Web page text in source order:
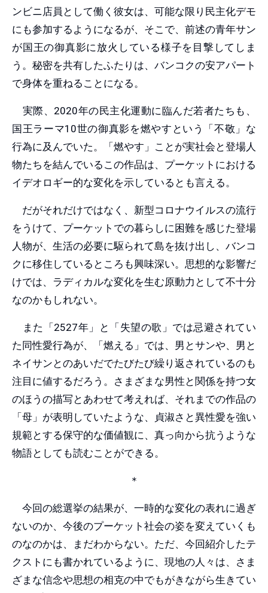
ンビニ店員として働く彼女は、可能な限り民主化デモ
にも参加するようになるが、そこで、前述の青年サン
が国王の御真影に放火している様子を目撃してしま
う。秘密を共有したふたりは、バンコクの安アパート
で身体を重ねることになる。
実際、2020年の民主化運動に臨んだ若者たちも、
国王ラーマ10世の御真影を燃やすという「不敬」な
行為に及んでいた。「燃やす」ことが実社会と登場人
物たちを結んでいるこの作品は、プーケットにおける
イデオロギー的な変化を示しているとも言える。
だがそれだけではなく、新型コロナウイルスの流行
をうけて、プーケットでの暮らしに困難を感じた登場
人物が、生活の必要に駆られて島を抜け出し、バンコ
クに移住しているところも興味深い。思想的な影響だ
けでは、ラディカルな変化を生む原動力として不十分
なのかもしれない。
また「2527年」と「失望の歌」では忌避されてい
た同性愛行為が、「燃える」では、男とサンや、男と
ネイサンとのあいだでたびたび繰り返されているのも
注目に値するだろう。さまざまな男性と関係を持つ女
のほうの描写とあわせて考えれば、それまでの作品の
「母」が表明していたような、貞淑さと異性愛を強い
規範とする保守的な価値観に、真っ向から抗うような
物語としても読むことができる。
＊
今回の総選挙の結果が、一時的な変化の表れに過ぎ
ないのか、今後のプーケット社会の姿を変えていくも
のなのかは、まだわからない。ただ、今回紹介したテ
クストにも書かれているように、現地の人々は、さま
ざまな信念や思想の相克の中でもがきながら生きてい